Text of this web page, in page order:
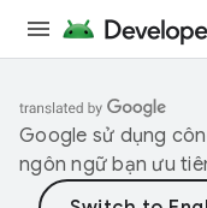
Google sử dụng
ngôn ngữ bạn ưu